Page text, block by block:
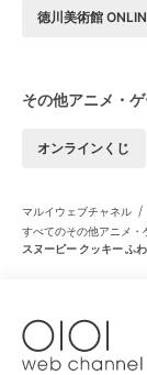
徳川美術館
その他アニメ・
オンラインくじ
マルイウェブチャネル /
すべてのその他アニメ・
スヌーピー クッキー ふ